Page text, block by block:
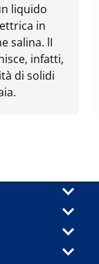
liquido
in
salina. lI
infatti,
di solidi